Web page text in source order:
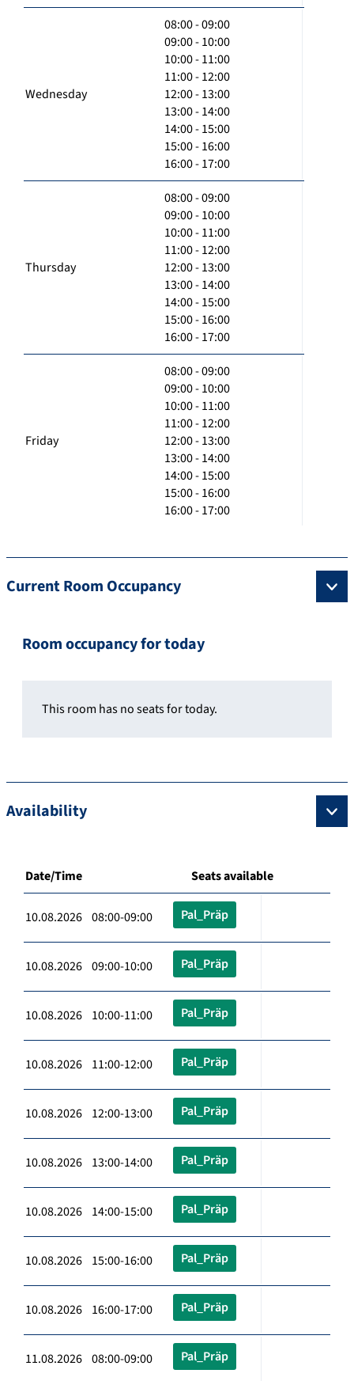
Wednesday
08:00 - 09:00
09:00 - 10:00
10:00 - 11:00
11:00 - 12:00
12:00 - 13:00
13:00 - 14:00
14:00 - 15:00
15:00 - 16:00
16:00 - 17:00
Thursday
08:00 - 09:00
09:00 - 10:00
10:00 - 11:00
11:00 - 12:00
12:00 - 13:00
13:00 - 14:00
14:00 - 15:00
15:00 - 16:00
16:00 - 17:00
Friday
08:00 - 09:00
09:00 - 10:00
10:00 - 11:00
11:00 - 12:00
12:00 - 13:00
13:00 - 14:00
14:00 - 15:00
15:00 - 16:00
16:00 - 17:00
Current Room Occupancy
Room occupancy for today
This room has no seats for today.
Availability
Date/Time Seats available
10.08.2026 08:00-09:00 Pal_Präp
10.08.2026 09:00-10:00 Pal_Präp
10.08.2026 10:00-11:00 Pal_Präp
10.08.2026 11:00-12:00 Pal_Präp
10.08.2026 12:00-13:00 Pal_Präp
10.08.2026 13:00-14:00 Pal_Präp
10.08.2026 14:00-15:00 Pal_Präp
10.08.2026 15:00-16:00 Pal_Präp
10.08.2026 16:00-17:00 Pal_Präp
11.08.2026 08:00-09:00 Pal_Präp